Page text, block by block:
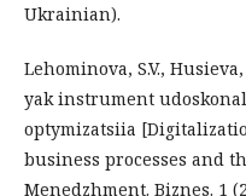
Ukrainian).
Lehominova, S.V.,
yak instrument
optymizatsiia
business processes and
Menedzhment. Biznes. 1